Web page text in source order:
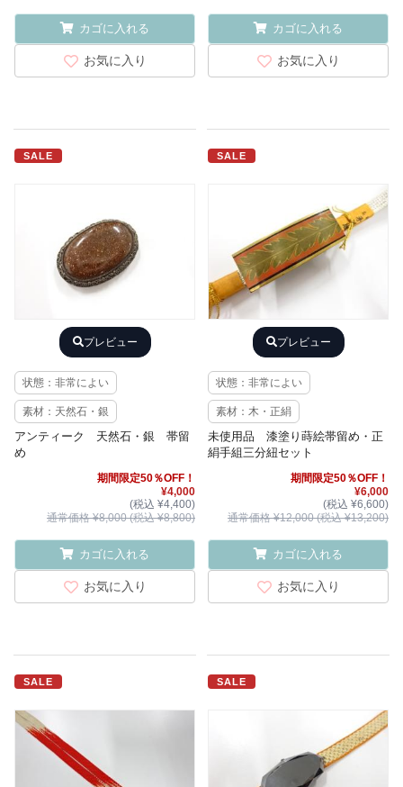
カゴに入れる
お気に入り
カゴに入れる
お気に入り
SALE
プレビュー
状態：非常によい
素材：天然石・銀
アンティーク 天然石・銀 帯留
め
期間限定50％OFF！
¥4,000
(税込 ¥4,400)
通常価格 ¥8,000 (税込 ¥8,800)
カゴに入れる
お気に入り
SALE
プレビュー
状態：非常によい
素材：木・正絹
未使用品 漆塗り蒔絵帯留め・正
絹手組三分紐セット
期間限定50％OFF！
¥6,000
(税込 ¥6,600)
通常価格 ¥12,000 (税込 ¥13,200)
カゴに入れる
お気に入り
SALE SALE